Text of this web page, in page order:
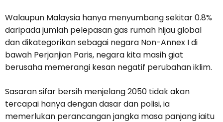
Walaupun Malaysia hanya menyumbang sekitar 0.8%
daripada jumlah pelepasan gas rumah hijau global
dan dikategorikan sebagai negara Non-Annex I di
bawah Perjanjian Paris, negara kita masih giat
berusaha memerangi kesan negatif perubahan iklim.
Sasaran sifar bersih menjelang 2050 tidak akan
tercapai hanya dengan dasar dan polisi, ia
memerlukan perancangan jangka masa panjang iaitu